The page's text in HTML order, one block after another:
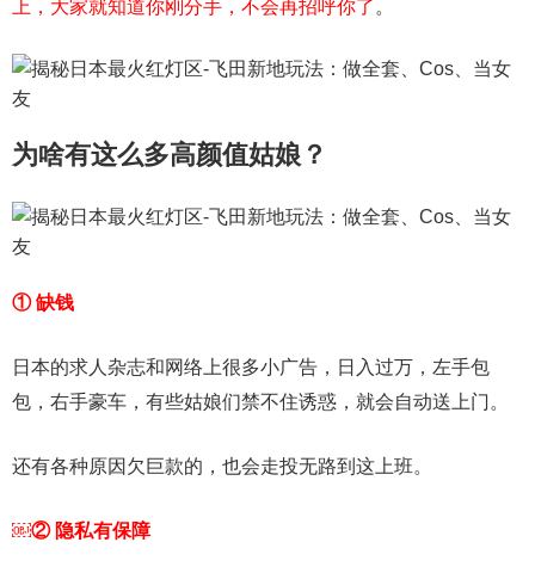
上，大家就知道你刚分手，不会再招呼你了 。
为啥有这么多高颜值姑娘？
① 缺钱
日本的求人杂志和网络上很多小广告，日入过万，左手包
包，右手豪车，有些姑娘们禁不住诱惑，就会自动送上门。
还有各种原因欠巨款的，也会走投无路到这上班。
￼② 隐私有保障